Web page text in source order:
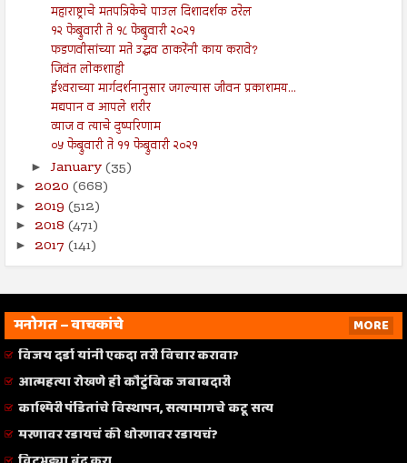
महाराष्ट्राचे मतपत्रिकेचे पाउल दिशादर्शक ठरेल
१२ फेब्रुवारी ते १८ फेब्रुवारी २०२१
फडणवीसांच्या मते उद्धव ठाकरेंनी काय करावे?
जिवंत लोकशाही
ईश्‍वराच्या मार्गदर्शनानुसार जगल्यास जीवन प्रकाशमय...
मद्यपान व आपले शरीर
व्याज व त्याचे दुष्परिणाम
०५ फेब्रुवारी ते ११ फेब्रुवारी २०२१
► January(35)
► 2020 (668)
► 2019 (512)
► 2018 (471)
► 2017 (141)
मनोगत – वाचकांचे
MORE
विजय दर्डा यांनी एकदा तरी विचार करावा?
आत्महत्या रोखणे ही कौटुंबिक जबाबदारी
काश्मिरी पंडितांचे विस्थापन, सत्यामागचे कटू सत्य
मरणावर रडायचं की धोरणावर रडायचं?